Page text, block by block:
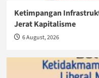
Ketimpangan
Jerat Kapitalisme
6 August, 2026